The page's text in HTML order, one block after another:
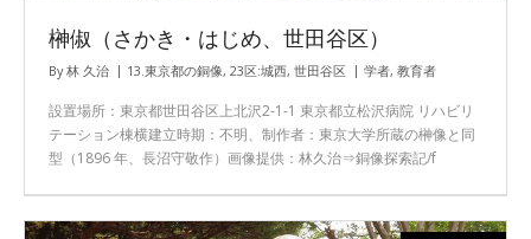
榊俶（さかき・はじめ、世田谷区）
By林 久治 13.東京都の銅像, 23区:城西, 世田谷区 学者, 教育者
設置場所：東京都世田谷区上北沢2-1-1 東京都立松沢病院 リハビリ
テーション棟横建立時期：不明、制作者：東京大学所蔵の榊像と同
型（1896 年、長沼守敬作）画像提供：林久治⇒銅像探索記/f